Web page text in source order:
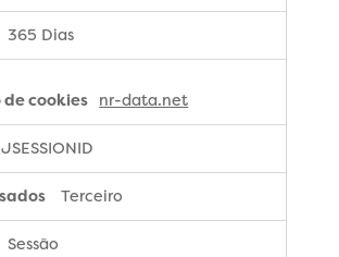
365 Dias
nr-data.net
JSESSIONID
Terceiro
Sessão